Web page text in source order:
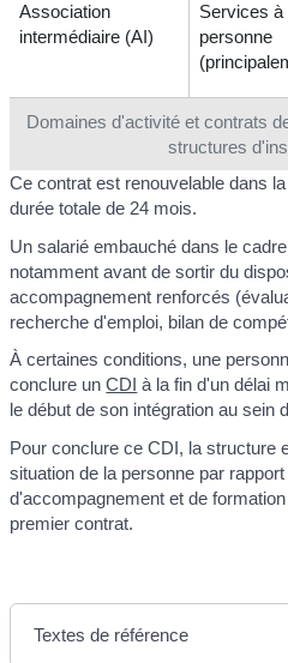
Domaines d'activité et contrats
structures
Association
intermédiaire (AI)
Services à
personne
Ce contrat est renouvelable dans
durée totale de 24 mois.
Un salarié embauché dans le
notamment avant de sortir du
accompagnement renforcés
recherche d'emploi, bilan de
À certaines conditions, une
conclure unCDI à la fin d'un délai
le début de son intégration au sein
Pour conclure ce CDI, la structure
situation de la personne par
d'accompagnement et de
premier contrat.
Textes de référence